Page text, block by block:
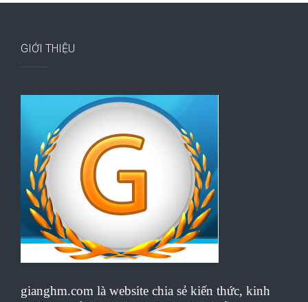
GIỚI THIỆU
gianghm.com là website chia sẻ kiến thức, kinh